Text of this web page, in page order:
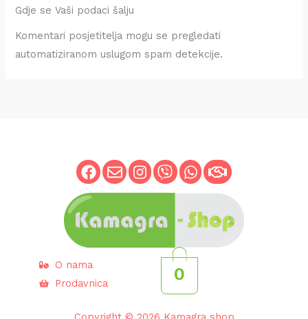
Gdje se Vaši podaci šalju
Komentari posjetitelja mogu se pregledati
automatiziranom uslugom spam detekcije.
O nama
Prodavnica
0